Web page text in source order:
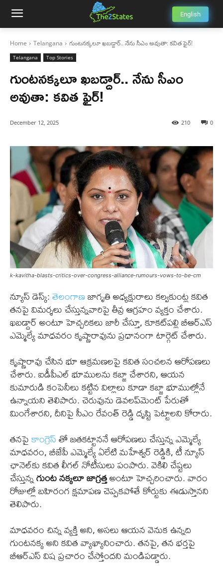
English
Home Telangana గుంటనక్కలూ ఖబడ్దార్.. నేను సీఎం అవుతా: కవిత ఫైర్!
Telangana Top Stories
గుంటనక్కలూ ఖబడ్దార్.. నేను సీఎం
అవుతా: కవిత ఫైర్!
December 12, 2025 0
210
k-kavitha-blasts-critics-over-congress-alliance-rumours-vows-to-be-cm
న్యూస్ డెస్క్:తెలంగాణజాగృతి అధ్యక్షురాలు కల్వకుంట్ల కవిత
తనపై విమర్శలు చేస్తున్నవారిపై తీవ్ర ఆగ్రహం వ్యక్తం చేశారు.
ఖబడ్దార్ అంటూ హెచ్చరికలు జారీ చేస్తూ, కూకట్‌పల్లి బీఆర్ఎస్
ఎమ్మెల్యే మాధవరం కృష్ణారావును ప్రధానంగా టార్గెట్ చేశారు.
కృష్ణారావు చేసిన భూ ఆక్రమణలపై కవిత సంచలన ఆరోపణలు
చేశారు. ఐడీపీఎల్ భూములను కబ్జా చేశారని, ఆయన
కుమారుడి కంపెనీలు కట్టిన విల్లాలు కూడా కబ్జా భూముల్లోనే
ఉన్నాయని తెలిపారు. చెరువును డెవలప్‌మెంట్ పేరుతో
మింగేశారని, దీనిపై సీఎం రేవంత్ రెడ్డి దృష్టి పెట్టాలని కోరారు.
తనపైకాంగ్రెస్తో జతకట్టాననే ఆరోపణలు చేస్తున్న ఎమ్మెల్యే
మాధవరం, బీజేపీ ఎమ్మెల్యే ఏలేటి మహేశ్వర్ రెడ్డికి, టీ న్యూస్
ఛానెల్‌కు కవిత లీగల్ నోటీసులు పంపారు. వెకిలి చేష్టలు
చేస్తున్నగుంట నక్కలూ జాగ్రత్తఅంటూ హెచ్చరించారు. వారం
రోజుల్లో బహిరంగ క్షమాపణ చెప్పకపోతే కోర్టుకు ఈడుస్తానని
తెలిపారు.
మాధవరం చిన్న వ్యక్తి అని, అసలు ఆయన వెనుక ఉన్నది
గుంటనక్క అని కవిత వ్యాఖ్యానించారు. తనపై, తన భర్తపై
బీఆర్ఎస్ విష ప్రచారం చేస్తోందని మండిపడ్డారు.